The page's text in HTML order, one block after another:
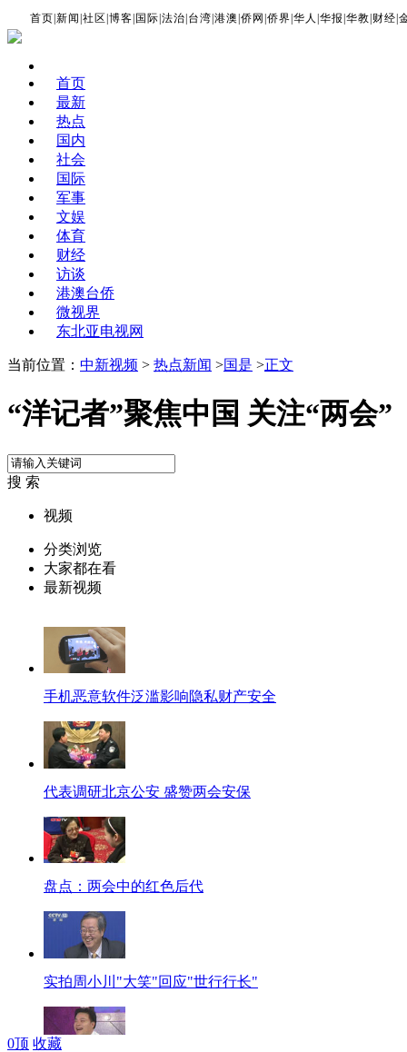
首页 |新闻 |社区 |博客 国际 |法治 台湾 |港澳 |侨网 |侨界 |华人 |华报 |华教 财经 |
首页
最新
热点
国内
社会
国际
军事
文娱
体育
财经
访谈
港澳台侨
微视界
东北亚电视网
当前位置： 中新视频 > 热点新闻 >国是 >正文
“洋记者”聚焦中国 关注“两会”
搜 索
视频
分类浏览
大家都在看
最新视频
手机恶意软件泛滥影响隐私财产安全
代表调研北京公安 盛赞两会安保
盘点：两会中的红色后代
实拍周小川"大笑"回应"世行行长"
0顶 收藏